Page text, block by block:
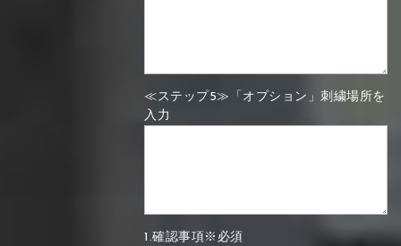
≪ステップ5≫「オプション」刺繍場所を
入力
1.確認事項※必須